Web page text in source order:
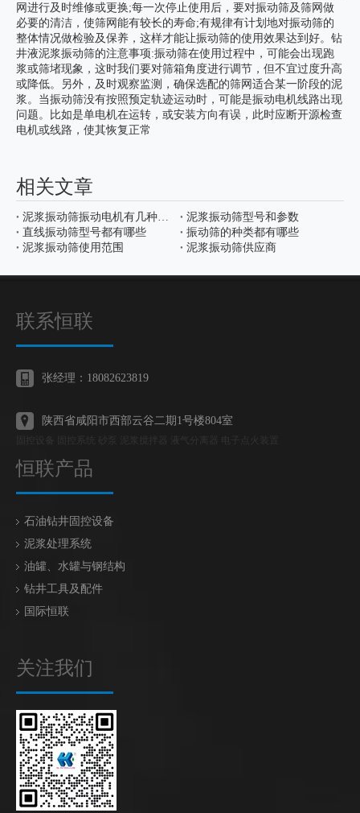
网进行及时维修或更换;每一次停止使用后，要对振动筛及筛网做
必要的清洁，使筛网能有较长的寿命;有规律有计划地对振动筛的
整体情况做检验及保养，这样才能让振动筛的使用效果达到好。钻
井液泥浆振动筛的注意事项:振动筛在使用过程中，可能会出现跑
浆或筛堵现象，这时我们要对筛箱角度进行调节，但不宜过度升高
或降低。另外，及时观察监测，确保选配的筛网适合某一阶段的泥
浆。当振动筛没有按照预定轨迹运动时，可能是振动电机线路出现
问题。比如是单电机在运转，或安装方向有误，此时应断开源检查
电机或线路，使其恢复正常
相关文章
泥浆振动筛型号和参数
直线振动筛型号都有哪些
振动筛的种类都有哪些
泥浆振动筛使用范围
泥浆振动筛供应商
联系恒联
张经理：18082623819
陕西省咸阳市西部云谷二期1号楼804室
恒联产品
石油钻井固控设备
泥浆处理系统
油罐、水罐与钢结构
钻井工具及配件
国际恒联
关注我们